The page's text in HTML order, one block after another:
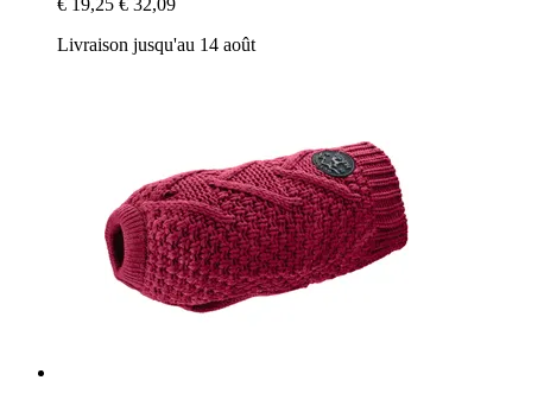
€ 19,25 € 32,09
Livraison jusqu'au 14 août